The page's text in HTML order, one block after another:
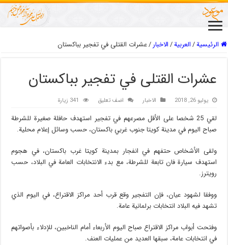
الرئيسية/العربیة/الاخبار/عشرات القتلى في تفجير بباكستان
عشرات القتلى في تفجير بباكستان
يوليو 26, 2018 الاخبار اضف تعليق 341 زيارة
لقي 25 شخصا على الأقل مصرعهم في تفجير استهدف حافلة صغيرة للشرطة
صباح اليوم في مدينة كويتا جنوب غربي باكستان، حسب وسائل إعلام محلية.
ولقى الأشخاص حتفهم في انفجار بمدينة كويتا غرب باكستان، في هجوم
استهدف سيارة فان تابعة للشرطة، مع بدء الانتخابات العامة في البلاد، حسب
رويترز.
ووفقا لشهود عيان، فإن التفجير وقع قرب أحد مراكز الاقتراع، في اليوم الذي
تشهد فيه البلاد انتخابات برلمانية عامة.
وفتحت أبواب مراكز الاقتراع صباح اليوم الأربعاء أمام الناخبين، للإدلاء بأصواتهم
في انتخابات عامة، سبقها العديد من عمليات العنف.